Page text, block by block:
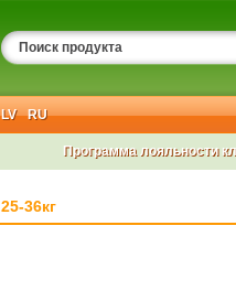
LV RU
Программа лояльности
25-36кг